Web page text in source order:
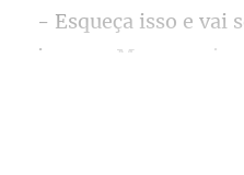
iremos. Mas se qu
não é usada à toa.